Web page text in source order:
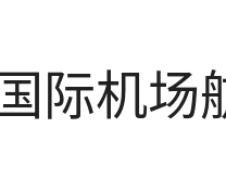
际机场